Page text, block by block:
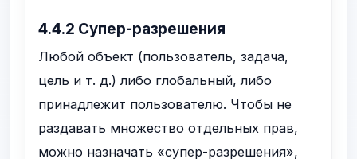
4.4.2 Супер-разрешения
Любой объект (пользователь, задача,
цель и т. д.) либо глобальный, либо
принадлежит пользователю. Чтобы не
раздавать множество отдельных прав,
можно назначать «супер-разрешения»,